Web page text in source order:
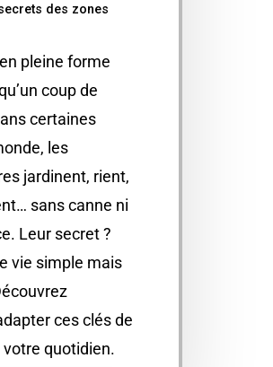
des zones
pleine forme
coup de
certaines
les
jardinent, rient,
sans canne ni
Leur secret ?
vie simple mais
ces clés de
quotidien.